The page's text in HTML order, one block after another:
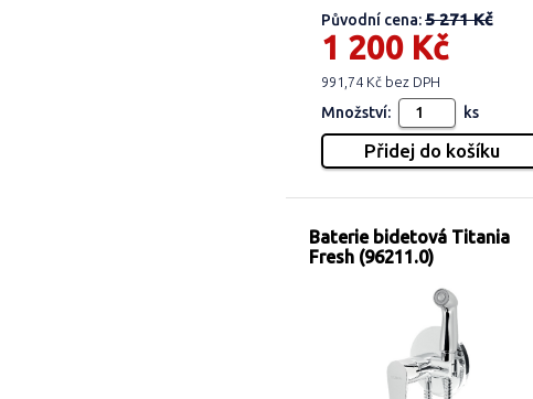
Původní cena:5 271 Kč
1 200 Kč
991,74 Kč bez DPH
Množství: ks
Baterie bidetová Titania
Fresh (96211.0)